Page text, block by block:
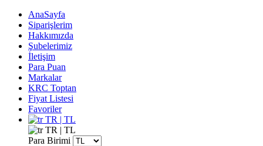
AnaSayfa
Siparişlerim
Hakkımızda
Şubelerimiz
İletişim
Para Puan
Markalar
KRC Toptan
Fiyat Listesi
Favoriler
TR | TL
TR | TL
Para Birimi